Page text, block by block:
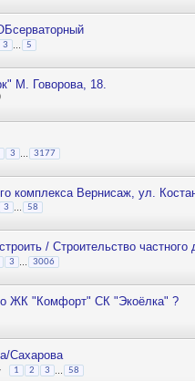
3 5
М. Говорова, 18.
3 3177
комплекса Вернисаж, ул.
3 ... 58
/ Строительство частного
3 3006
ЖК "Комфорт" СК "Экоёлка" ?
Сахарова
1 2 3 58